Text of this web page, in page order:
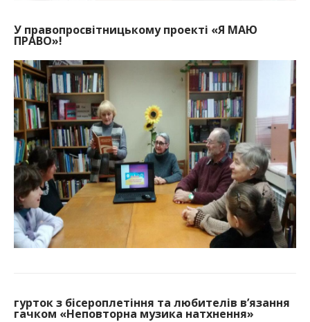
У правопросвітницькому проекті «Я МАЮ
ПРАВО»!
гурток з бісероплетіння та любителів в’язання
гачком «Неповторна музика натхнення»